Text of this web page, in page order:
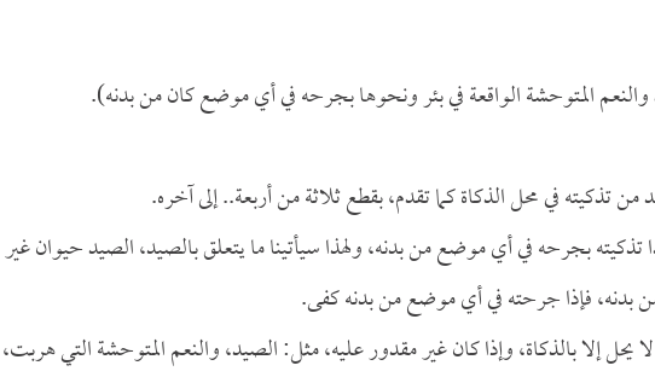
المتوحشة الواقعة في بئر ونحوها بجرحه في أي موضع كان من بدنه).
تذكيته في محل الذكاة كما تقدم، بقطع ثلاثة من أربعة.. إلى آخره.
تذكيته بجرحه في أي موضع من بدنه، ولهذا سيأتينا ما يتعلق بالصيد، الصيد حيوان غير
فإذا جرحته في أي موضع من بدنه كفى.
يحل إلا بالذكاة، وإذا كان غير مقدور عليه، مثل: الصيد، والنعم المتوحشة التي هربت،